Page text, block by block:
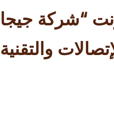
“شركة جيجا
والتقنية